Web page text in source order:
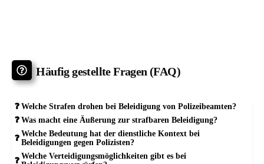
Häufig gestellte Fragen (FAQ)
Welche Strafen drohen bei Beleidigung von Polizeibeamten?
Was macht eine Äußerung zur strafbaren Beleidigung?
Welche Bedeutung hat der dienstliche Kontext bei
Beleidigungen gegen Polizisten?
Welche Verteidigungsmöglichkeiten gibt es bei